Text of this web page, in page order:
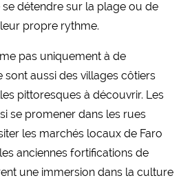
se détendre sur la plage ou de
propre rythme.
pas uniquement à de
sont aussi des villages côtiers
pittoresques à découvrir. Les
se promener dans les rues
les marchés locaux de Faro
anciennes fortifications de
une immersion dans la culture